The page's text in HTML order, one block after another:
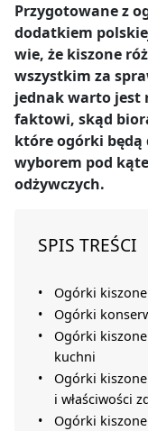
Przygotowane z
dodatkiem
wie, że kiszone
wszystkim za
jednak warto jest
faktowi, skąd
które ogórki będą
wyborem pod
odżywczych.
SPIS TREŚCI
Ogórki
Ogórki
Ogórki
kuchni
Ogórki
i właściwości
Ogórki